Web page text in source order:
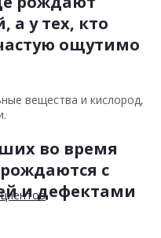
у тех, кто
ощутимо
вещества и кислород,
во время
с
и дефектами